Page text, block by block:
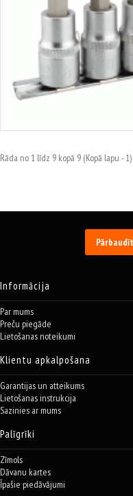
Muciņu
no
Rāda no 1 līdz 9 kopā 9 (Kopā lapu - 1)
Informācija
Par mums
Preču piegāde
Lietošanas noteikumi
Klientu apkalpošana
Garantijas un atteikums
Lietošanas instrukcija
Sazinies ar mums
Palīgrīki
Zīmols
Dāvanu kartes
Īpašie piedāvājumi